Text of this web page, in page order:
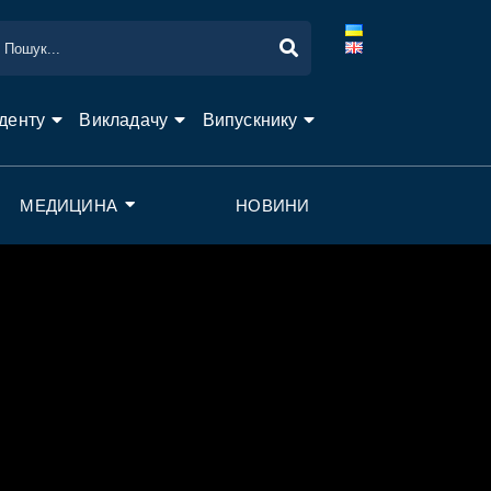
Викладачу Випускнику
МЕДИЦИНА НОВИНИ